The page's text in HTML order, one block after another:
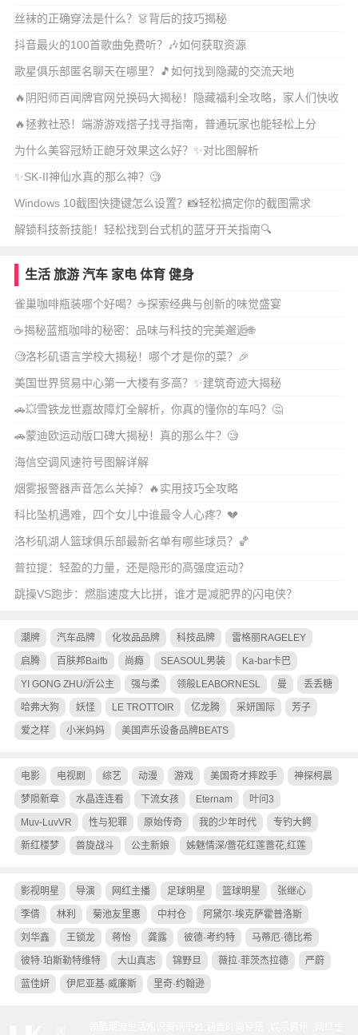
丝袜的正确穿法是什么？👗背后的技巧揭秘
抖音最火的100首歌曲免费听？🎶如何获取资源
歌星俱乐部匿名聊天在哪里？🎵如何找到隐藏的交流天地
🔥阴阳师百闻牌官网兑换码大揭秘！隐藏福利全攻略，家人们快收
藏！
🔥拯救社恐！端游游戏搭子找寻指南，普通玩家也能轻松上分
为什么美容冠矫正龅牙效果这么好？✨对比图解析
✨SK-II神仙水真的那么神？🧐
Windows 10截图快捷键怎么设置？📸轻松搞定你的截图需求
解锁科技新技能！轻松找到台式机的蓝牙开关指南🔍
生活 旅游 汽车 家电 体育 健身
雀巢咖啡瓶装哪个好喝？☕探索经典与创新的味觉盛宴
☕️揭秘蓝瓶咖啡的秘密：品味与科技的完美邂逅🌐
🧐洛杉矶语言学校大揭秘！哪个才是你的菜？🎉
美国世界贸易中心第一大楼有多高？✨建筑奇迹大揭秘
🚗💥雪铁龙世嘉故障灯全解析，你真的懂你的车吗？🤔
🚗蒙迪欧运动版口碑大揭秘！真的那么牛？🧐
海信空调风速符号图解详解
烟雾报警器声音怎么关掉？🔥实用技巧全攻略
科比坠机遇难，四个女儿中谁最令人心疼？💔
洛杉矶湖人篮球俱乐部最新名单有哪些球员？🏀
普拉提：轻盈的力量，还是隐形的高强度运动？
跳操VS跑步：燃脂速度大比拼，谁才是减肥界的闪电侠？
潮牌 汽车品牌 化妆品品牌 科技品牌 雷格丽RAGELEY
启腾 百肤邦Baifb 尚瘾 SEASOUL男装 Ka-bar卡巴
YI GONG ZHU/沂公主 强与柔 领般LEABORNESL 曼 丢丢糖
哈弗大狗 妖怪 LE TROTTOIR 亿龙腾 采妍国际 芳子
爱之样 小米妈妈 美国声乐设备品牌BEATS
电影 电视剧 综艺 动漫 游戏 美国奇才摔跤手 神探柯晨
梦陨新章 水晶连连看 下流女孩 Eternam 叶问3
Muv-LuvVR 性与犯罪 原始传奇 我的少年时代 专钓大鳄
新红楼梦 兽旋战斗 公主新娘 姊魅情深/蔷花红莲蔷花,红莲
影视明星 导演 网红主播 足球明星 篮球明星 张继心
李倩 林利 菊池友里惠 中村仓 阿黛尔·埃克萨霍普洛斯
刘华鑫 王锁龙 蒋怡 龚露 彼德·考约特 马蒂厄·德比希
彼特·珀斯勒特维特 大山真志 锦野旦 薇拉·菲茨杰拉德 严蔚
蓝佳妍 伊尼亚基·威廉斯 里奇·约翰逊